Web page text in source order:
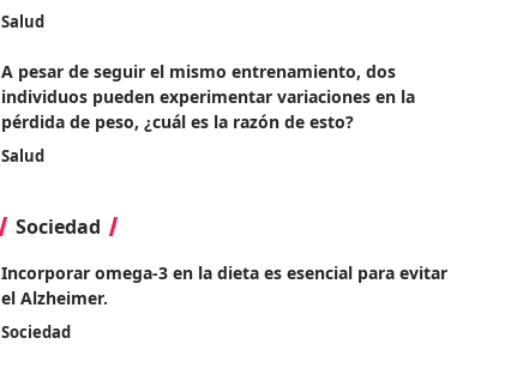
Salud
A pesar de seguir el mismo entrenamiento, dos
individuos pueden experimentar variaciones en la
pérdida de peso, ¿cuál es la razón de esto?
Salud
Sociedad
Incorporar omega-3 en la dieta es esencial para evitar
el Alzheimer.
Sociedad